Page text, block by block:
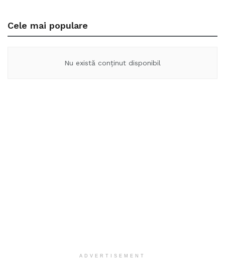
Cele mai populare
Nu există conținut disponibil
ADVERTISEMENT